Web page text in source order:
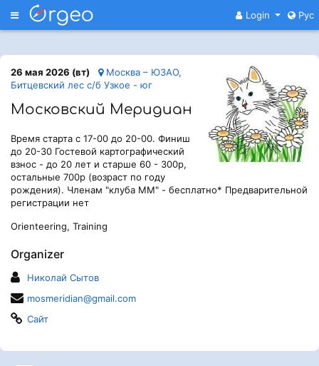
Меню Login Рус
26 мая 2026 (вт)
Москва – ЮЗАО,
Битцевский лес с/б Узкое - юг
Московский Меридиан
Время старта с 17-00 до 20-00. Финиш
до 20-30 Гостевой картографический
взнос - до 20 лет и старше 60 - 300р,
остальные 700р (возраст по году
рождения). Членам "клуба ММ" - бесплатно* Предварительной
регистрации нет
Orienteering, Training
Organizer
Николай Сытов
mosmeridian@gmail.com
Сайт